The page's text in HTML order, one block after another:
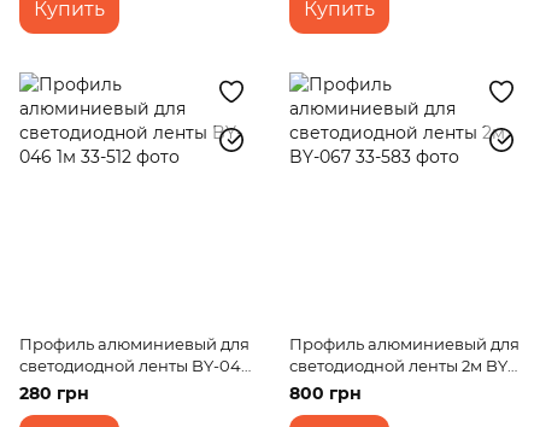
Купить Купить
Профиль алюминиевый для
светодиодной ленты BY-046
1м
280 грн
Профиль алюминиевый для
светодиодной ленты 2м BY-
067
800 грн